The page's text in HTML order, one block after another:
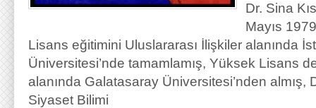
Dr. Sina
Mayıs
Lisans eğitimini Uluslararası İlişkiler alanında
Üniversitesi’nde tamamlamış, Yüksek Lisans
alanında Galatasaray Üniversitesi’nden almış,
Siyaset Bilimi